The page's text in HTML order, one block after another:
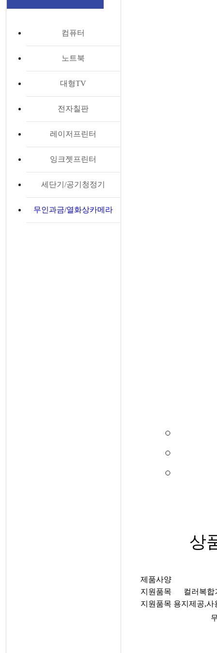
컴퓨터
노트북
대형TV
전자칠판
레이저프린터
잉크젯프린터
세단기/공기청정기
무인과금/열화상카메라
상
제품사양
지원품목
컬러복합
지원품목 용지제공,사